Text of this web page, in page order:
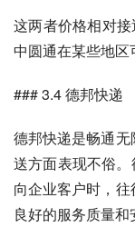
这两者价格相对
中圆通在某些地区
### 3.4 德邦快递
德邦快递是畅通
送方面表现不俗
向企业客户时，
良好的服务质量和